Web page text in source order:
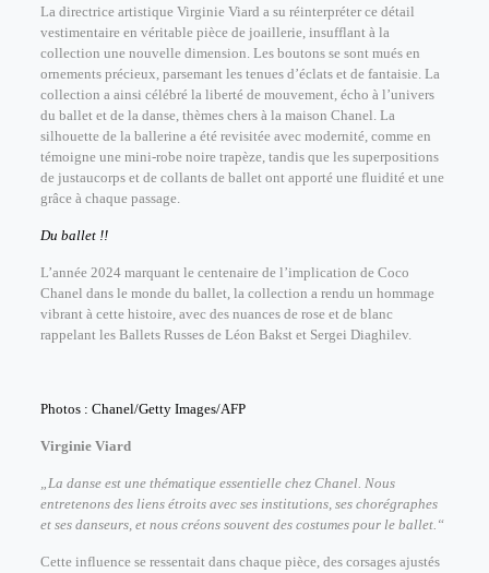
La directrice artistique Virginie Viard a su réinterpréter ce détail
vestimentaire en véritable pièce de joaillerie, insufflant à la
collection une nouvelle dimension. Les boutons se sont mués en
ornements précieux, parsemant les tenues d’éclats et de fantaisie. La
collection a ainsi célébré la liberté de mouvement, écho à l’univers
du ballet et de la danse, thèmes chers à la maison Chanel. La
silhouette de la ballerine a été revisitée avec modernité, comme en
témoigne une mini-robe noire trapèze, tandis que les superpositions
de justaucorps et de collants de ballet ont apporté une fluidité et une
grâce à chaque passage.
Du ballet !!
L’année 2024 marquant le centenaire de l’implication de Coco
Chanel dans le monde du ballet, la collection a rendu un hommage
vibrant à cette histoire, avec des nuances de rose et de blanc
rappelant les Ballets Russes de Léon Bakst et Sergei Diaghilev.
Photos : Chanel/Getty Images/AFP
Virginie Viard
„La danse est une thématique essentielle chez Chanel. Nous
entretenons des liens étroits avec ses institutions, ses chorégraphes
et ses danseurs, et nous créons souvent des costumes pour le ballet.“
Cette influence se ressentait dans chaque pièce, des corsages ajustés